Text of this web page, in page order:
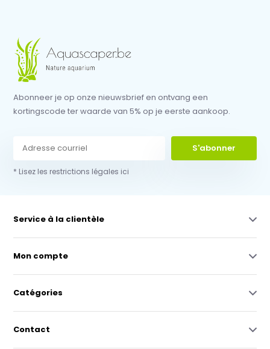
Abonneer je op onze nieuwsbrief en ontvang een
kortingscode ter waarde van 5% op je eerste aankoop.
S'abonner
* Lisez les restrictions légales ici
Service à la clientèle
Mon compte
Catégories
Contact